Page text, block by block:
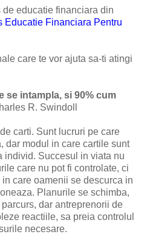
educatie financiara din
Educatie Financiara Pentru
care te vor ajuta sa-ti atingi
se intampla, si 90% cum
R. Swindoll
carti. Sunt lucruri pe care
dar modul in care cartile sunt
individ. Succesul in viata nu
care nu pot fi controlate, ci
care oamenii se descurca in
Planurile se schimba,
dar antreprenorii de
reactiile, sa preia controlul
necesare.